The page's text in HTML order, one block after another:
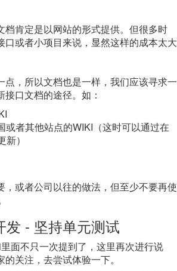
档肯定是以网站的形式提供。但很多时
口或者小项目来说，显然这样的成本太大
点，所以文档也是一样，我们应该寻求一
口文档的途径。如：
或者其他站点的WIKI（这时可以通过在
）
，或者公司以往的做法，但至少不要再使
发 - 坚持单元测试
面不只一次提到了，这里再次进行说
关注，去尝试体验一下。